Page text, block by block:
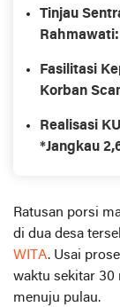
Tinjau
Fasilitasi
Korban
Realisasi
*Jangkau
Ratusan porsi
di dua desa
WITA. Usai
waktu sekitar 30
menuju pulau.